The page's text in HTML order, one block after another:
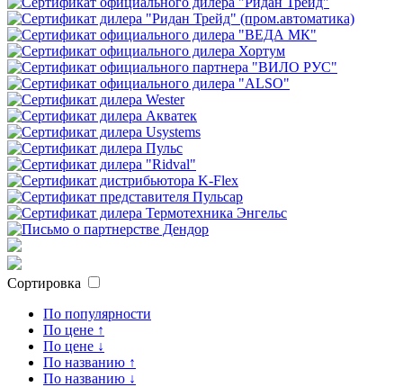
Сортировка
По популярности
По цене ↑
По цене ↓
По названию ↑
По названию ↓